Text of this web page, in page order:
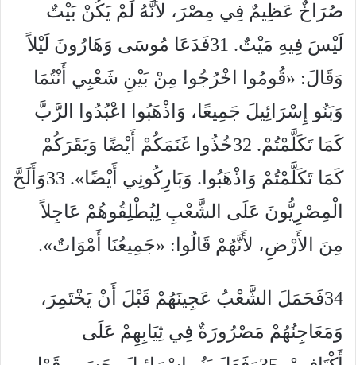
صُرَاخٌ عَظِيمٌ فِي مِصْرَ، لأَنَّهُ لَمْ يَكُنْ بَيْتٌ
لَيْسَ فِيهِ مَيْتٌ. 31فَدَعَا مُوسَى وَهَارُونَ لَيْلاً
وَقَالَ: «قُومُوا اخْرُجُوا مِنْ بَيْنِ شَعْبِي أَنْتُمَا
وَبَنُو إِسْرَائِيلَ جَمِيعًا، وَاذْهَبُوا اعْبُدُوا الرَّبَّ
كَمَا تَكَلَّمْتُمْ. 32خُذُوا غَنَمَكُمْ أَيْضًا وَبَقَرَكُمْ
كَمَا تَكَلَّمْتُمْ وَاذْهَبُوا. وَبَارِكُونِي أَيْضًا». 33وَأَلَحَّ
الْمِصْرِيُّونَ عَلَى الشَّعْبِ لِيُطْلِقُوهُمْ عَاجِلاً
مِنَ الأَرْضِ، لأَنَّهُمْ قَالُوا: «جَمِيعُنَا أَمْوَاتٌ».
34فَحَمَلَ الشَّعْبُ عَجِينَهُمْ قَبْلَ أَنْ يَخْتَمِرَ،
وَمَعَاجِنُهُمْ مَصْرُورَةٌ فِي ثِيَابِهِمْ عَلَى